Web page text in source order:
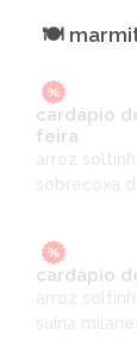
🍽️
cardápio
feira
sobrecoxa
cardápio
arroz
suína